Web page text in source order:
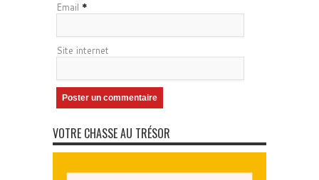
Email *
Site internet
VOTRE CHASSE AU TRÉSOR